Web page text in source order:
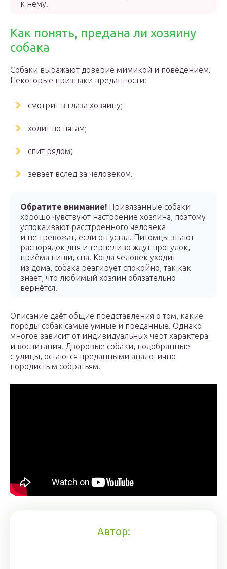
к нему.
Как понять, предана ли хозяину
собака
Собаки выражают доверие мимикой и поведением.
Некоторые признаки преданности:
смотрит в глаза хозяину;
ходит по пятам;
спит рядом;
зевает вслед за человеком.
Обратите внимание! Привязанные собаки
хорошо чувствуют настроение хозяина, поэтому
успокаивают расстроенного человека
и не тревожат, если он устал. Питомцы знают
распорядок дня и терпеливо ждут прогулок,
приёма пищи, сна. Когда человек уходит
из дома, собака реагирует спокойно, так как
знает, что любимый хозяин обязательно
вернётся.
Описание даёт общие представления о том, какие
породы собак самые умные и преданные. Однако
многое зависит от индивидуальных черт характера
и воспитания. Дворовые собаки, подобранные
с улицы, остаются преданными аналогично
породистым собратьям.
Автор: